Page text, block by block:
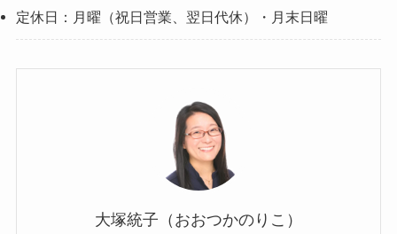
定休日：月曜（祝日営業、翌日代休）・月末日曜
大塚統子（おおつかのりこ）